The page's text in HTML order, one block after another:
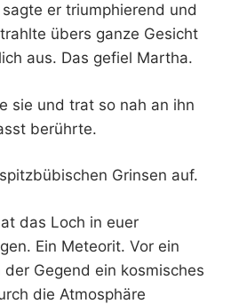
sagte er triumphierend und
übers ganze Gesicht
aus. Das gefiel Martha.
sie und trat so nah an ihn
berührte.
Grinsen auf.
das Loch in euer
Ein Meteorit. Vor ein
Gegend ein kosmisches
die Atmosphäre